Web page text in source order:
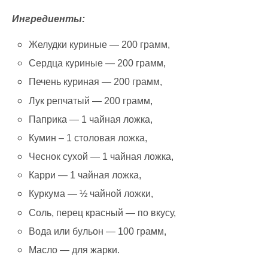
Ингредиенты:
Желудки куриные — 200 грамм,
Сердца куриные — 200 грамм,
Печень куриная — 200 грамм,
Лук репчатый — 200 грамм,
Паприка — 1 чайная ложка,
Кумин – 1 столовая ложка,
Чеснок сухой — 1 чайная ложка,
Карри — 1 чайная ложка,
Куркума — ½ чайной ложки,
Соль, перец красный — по вкусу,
Вода или бульон — 100 грамм,
Масло — для жарки.